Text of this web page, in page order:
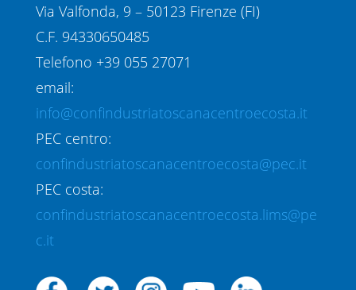
Via Valfonda, 9 – 50123 Firenze (FI)
C.F. 94330650485
Telefono +39 055 27071
email:
info@confindustriatoscanacentroecosta.it
PEC centro:
confindustriatoscanacentroecosta@pec.it
PEC costa:
confindustriatoscanacentroecosta.lims@pe
c.it